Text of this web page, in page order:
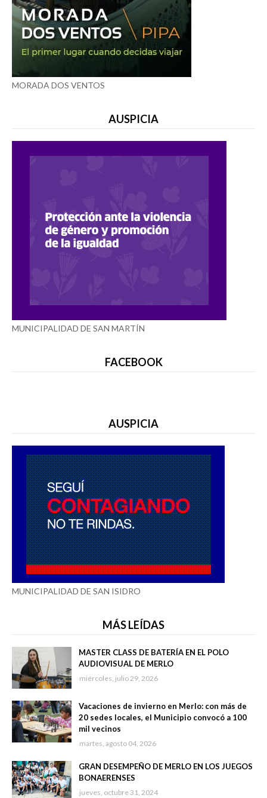
MORADA DOS VENTOS
AUSPICIA
MUNICIPALIDAD DE SAN MARTÍN
FACEBOOK
AUSPICIA
MUNICIPALIDAD DE SAN ISIDRO
MÁS LEÍDAS
MASTER CLASS DE BATERÍA EN EL POLO
AUDIOVISUAL DE MERLO
miércoles, julio 29, 2026
Vacaciones de invierno en Merlo: con más de
20 sedes locales, el Municipio convocó a 100
mil vecinos
martes, agosto 04, 2026
GRAN DESEMPEÑO DE MERLO EN LOS JUEGOS
BONAERENSES
jueves, octubre 31, 2024